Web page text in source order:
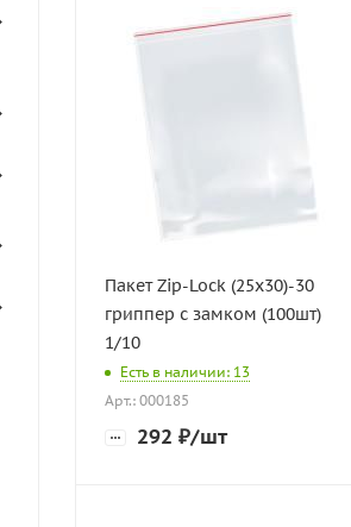
Пакет Zip-Lock (25х30)-30
гриппер с замком (100шт)
1/10
Есть в наличии: 13
Арт.: 000185
292 ₽/шт